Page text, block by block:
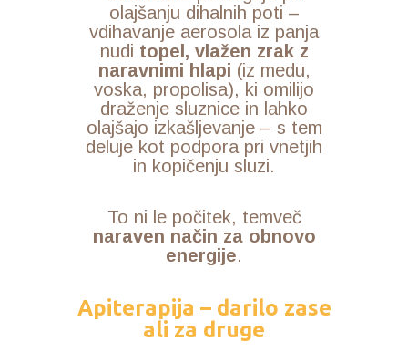
olajšanju dihalnih poti –
vdihavanje aerosola iz panja
nudi topel, vlažen zrak z
naravnimi hlapi (iz medu,
voska, propolisa), ki omilijo
draženje sluznice in lahko
olajšajo izkašljevanje – s tem
deluje kot podpora pri vnetjih
in kopičenju sluzi.
To ni le počitek, temveč
naraven način za obnovo
energije.
Apiterapija – darilo zase
ali za druge